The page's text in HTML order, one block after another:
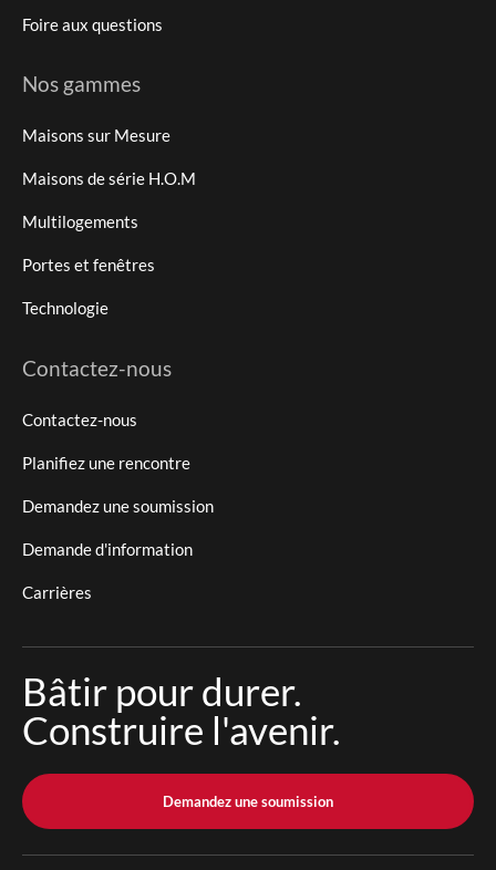
Foire aux questions
Nos gammes
Maisons sur Mesure
Maisons de série H.O.M
Multilogements
Portes et fenêtres
Technologie
Contactez-nous
Contactez-nous
Planifiez une rencontre
Demandez une soumission
Demande d'information
Carrières
Bâtir pour durer.
Construire l'avenir.
Demandez une soumission